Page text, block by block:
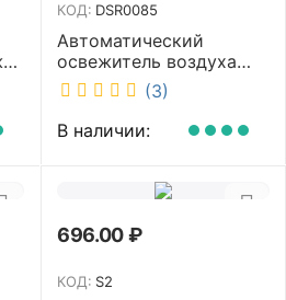
КОД: DSR0085
Автоматический
освежитель воздуха
DISCOVER белый
DSR0085
(3)
В наличии:
696.00₽
КОД: S2